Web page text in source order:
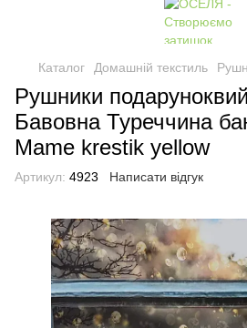
Каталог Домашній текстиль
Рушники
Бавовна Туреччина
Mame krestik yellow
Артикул: 4923 Написати відгук